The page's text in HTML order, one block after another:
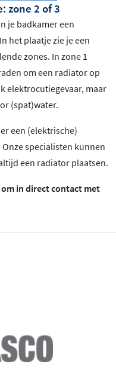
zone 2 of 3
je badkamer een
het plaatje zie je een
zones. In zone 1
om een radiator op
elektrocutiegevaar, maar
(spat)water.
een (elektrische)
specialisten kunnen
een radiator plaatsen.
in direct contact met